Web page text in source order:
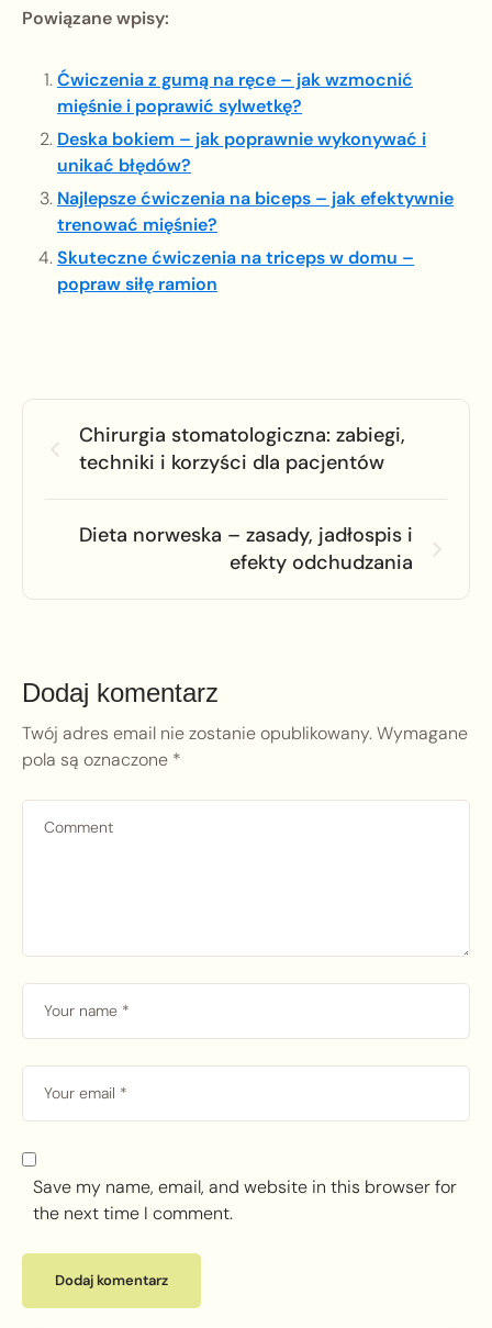
Powiązane wpisy:
Ćwiczenia z gumą na ręce – jak wzmocnić
mięśnie i poprawić sylwetkę?
Deska bokiem – jak poprawnie wykonywać i
unikać błędów?
Najlepsze ćwiczenia na biceps – jak efektywnie
trenować mięśnie?
Skuteczne ćwiczenia na triceps w domu –
popraw siłę ramion
Chirurgia stomatologiczna: zabiegi,
techniki i korzyści dla pacjentów
Dieta norweska – zasady, jadłospis i
efekty odchudzania
Dodaj komentarz
Twój adres email nie zostanie opublikowany.Wymagane
pola są oznaczone *
Save my name, email, and website in this browser for
the next time I comment.